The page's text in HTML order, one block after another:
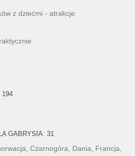
z dziećmi - atrakcje
194
GABRYSIA: 31
Czarnogóra, Dania, Francja,